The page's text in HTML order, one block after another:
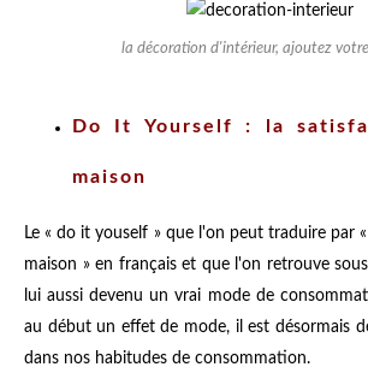
la décoration d'intérieur, ajoutez
Do It Yourself : la
maison
Le « do it youself » que l'on peut traduire par
maison » en français et que l'on retrouve
lui aussi devenu un vrai mode de
au début un effet de mode, il est désormais
dans nos habitudes de consommation.